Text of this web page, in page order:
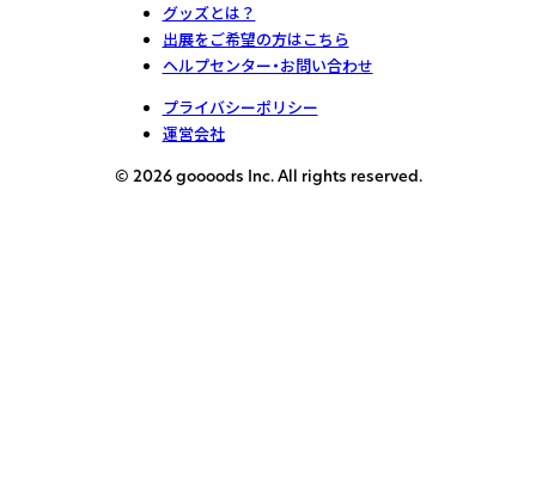
グッズとは？
出展をご希望の方はこちら
ヘルプセンター・お問い合わせ
プライバシーポリシー
運営会社
© 2026 goooods Inc. All rights reserved.